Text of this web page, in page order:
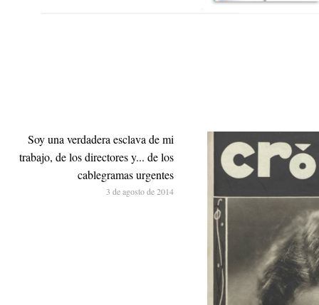
Soy una verdadera esclava de mi
trabajo, de los directores y... de los
cablegramas urgentes
3 de agosto de 2014